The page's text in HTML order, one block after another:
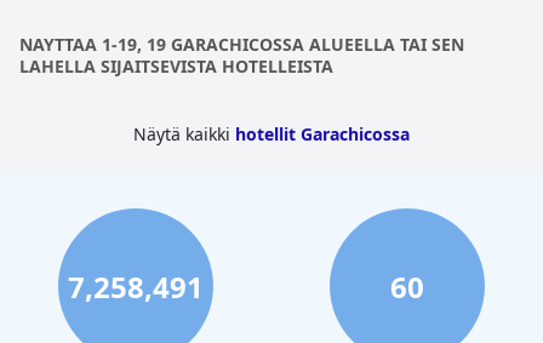
joka täyttää korkeat odotukset.
NAYTTAA 1-19, 19 GARACHICOSSA ALUEELLA TAI SEN
LAHELLA SIJAITSEVISTA HOTELLEISTA
Näytä kaikki hotellit Garachicossa
7,258,491 60